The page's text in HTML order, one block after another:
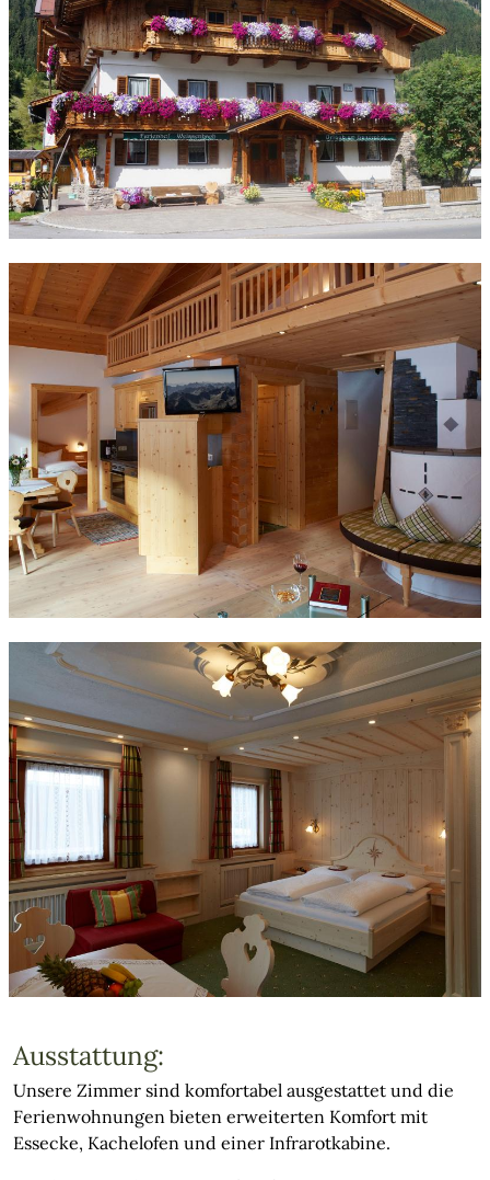
Ausstattung:
Unsere Zimmer sind komfortabel ausgestattet und die
Ferienwohnungen bieten erweiterten Komfort mit
Essecke, Kachelofen und einer Infrarotkabine.